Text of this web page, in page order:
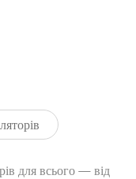
для всього — від